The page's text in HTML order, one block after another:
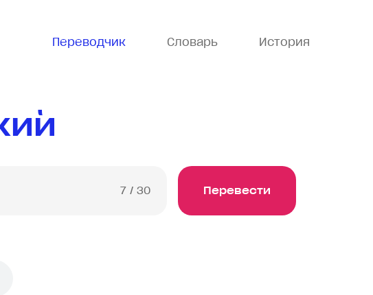
Переводчик Словарь История
7 / 30 Перевести